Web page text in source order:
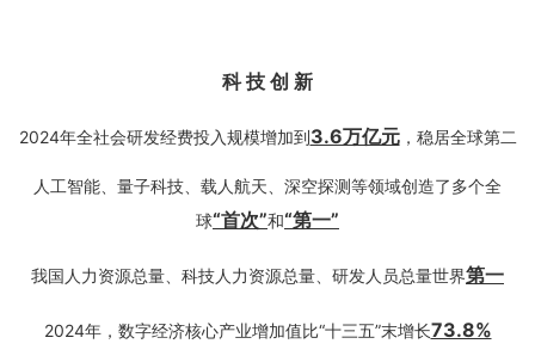
科 技 创 新
2024年全社会研发经费投入规模增加到3.6万亿元，稳居全球第二
人工智能、量子科技、载人航天、深空探测等领域创造了多个全
球“首次”和“第一”
我国人力资源总量、科技人力资源总量、研发人员总量世界第一
2024年，数字经济核心产业增加值比“十三五”末增长73.8%